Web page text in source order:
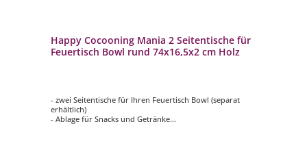
Happy Cocooning Mania 2 Seitentische für
Feuertisch Bowl rund 74x16,5x2 cm Holz
- zwei Seitentische für Ihren Feuertisch Bowl (separat
erhältlich)
- Ablage für Snacks und Getränke